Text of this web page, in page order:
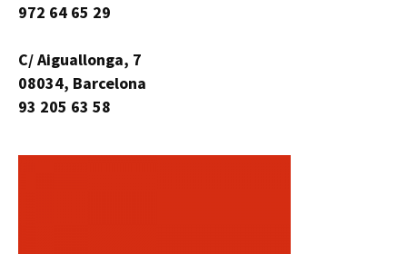
972 64 65 29
C/ Aiguallonga, 7
08034, Barcelona
93 205 63 58